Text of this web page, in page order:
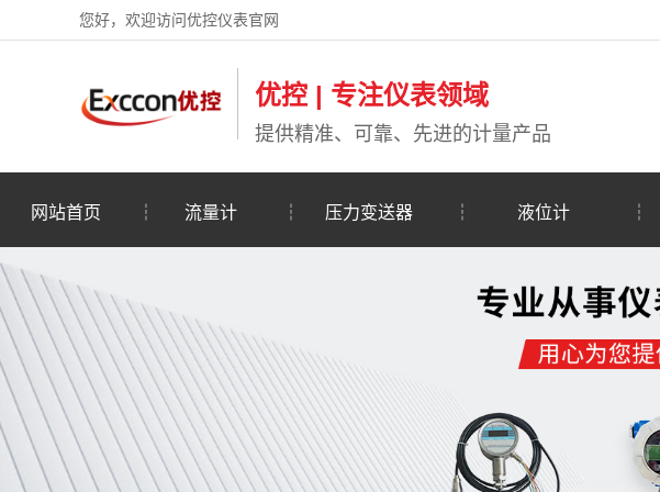
您好，欢迎访问优控仪表官网
优控 | 专注仪表领域
提供精准、可靠、先进的计量产品
网站首页 ┆ 流量计 ┆ 压力变送器 ┆ 液位计 ┆